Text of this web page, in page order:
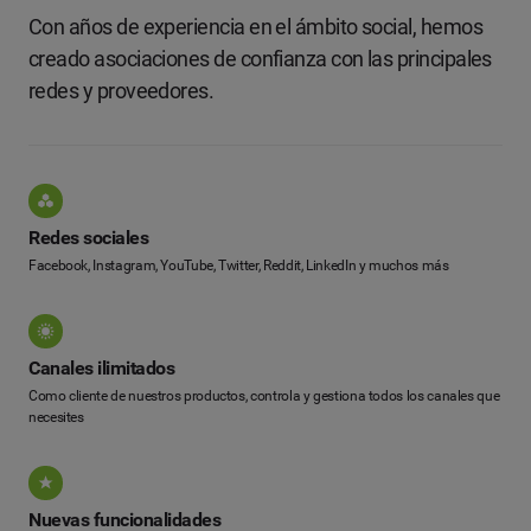
Con años de experiencia en el ámbito social, hemos
creado asociaciones de confianza con las principales
redes y proveedores.
Redes sociales
Facebook, Instagram, YouTube, Twitter, Reddit, LinkedIn y muchos más
Canales ilimitados
Como cliente de nuestros productos, controla y gestiona todos los canales que
necesites
Nuevas funcionalidades